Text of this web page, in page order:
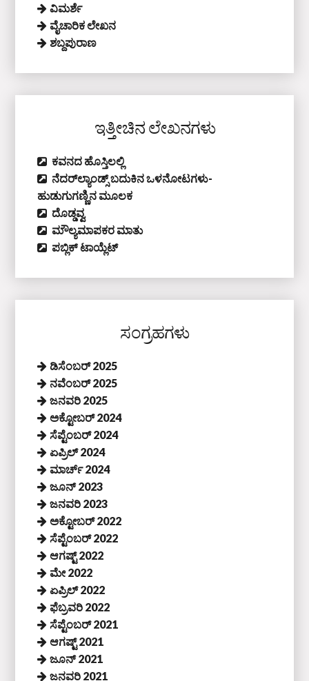
ವಿಮರ್ಶೆ
ವೈಚಾರಿಕ ಲೇಖನ
ಶಬ್ದಪುರಾಣ
ಇತ್ತೀಚಿನ ಲೇಖನಗಳು
ಕವನದ ಹೊಸ್ತಿಲಲ್ಲಿ
ನೆದರ್‌ಲ್ಯಾಂಡ್ಸ್‌ ಬದುಕಿನ ಒಳನೋಟಗಳು-
ಹುಡುಗುಗಣ್ಣಿನ ಮೂಲಕ
ದೊಡ್ಡವ್ವ
ಮೌಲ್ಯಮಾಪಕರ ಮಾತು
ಪಬ್ಲಿಕ್‌ ಟಾಯ್ಲೆಟ್‌
ಸಂಗ್ರಹಗಳು
ಡಿಸೆಂಬರ್ 2025
ನವೆಂಬರ್ 2025
ಜನವರಿ 2025
ಅಕ್ಟೋಬರ್ 2024
ಸೆಪ್ಟೆಂಬರ್ 2024
ಏಪ್ರಿಲ್ 2024
ಮಾರ್ಚ್ 2024
ಜೂನ್ 2023
ಜನವರಿ 2023
ಅಕ್ಟೋಬರ್ 2022
ಸೆಪ್ಟೆಂಬರ್ 2022
ಆಗಷ್ಟ್ 2022
ಮೇ 2022
ಏಪ್ರಿಲ್ 2022
ಫೆಬ್ರವರಿ 2022
ಸೆಪ್ಟೆಂಬರ್ 2021
ಆಗಷ್ಟ್ 2021
ಜೂನ್ 2021
ಜನವರಿ 2021